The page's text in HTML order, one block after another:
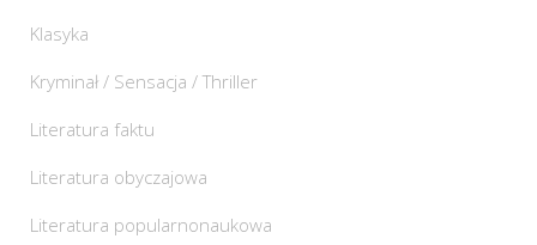
Klasyka
Kryminał / Sensacja / Thriller
Literatura faktu
Literatura obyczajowa
Literatura popularnonaukowa